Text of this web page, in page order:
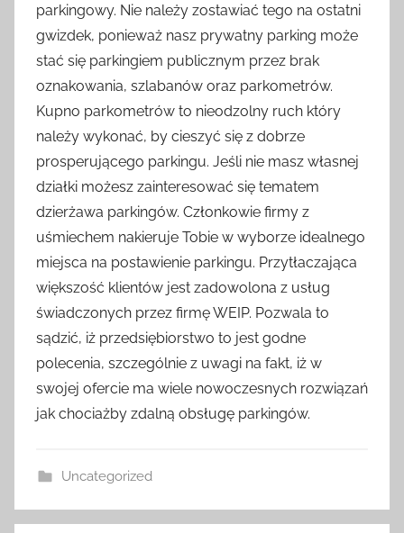
parkingowy. Nie należy zostawiać tego na ostatni
gwizdek, ponieważ nasz prywatny parking może
stać się parkingiem publicznym przez brak
oznakowania, szlabanów oraz parkometrów.
Kupno parkometrów to nieodzolny ruch który
należy wykonać, by cieszyć się z dobrze
prosperującego parkingu. Jeśli nie masz własnej
działki możesz zainteresować się tematem
dzierżawa parkingów. Członkowie firmy z
uśmiechem nakieruje Tobie w wyborze idealnego
miejsca na postawienie parkingu. Przytłaczająca
większość klientów jest zadowolona z usług
świadczonych przez firmę WEIP. Pozwala to
sądzić, iż przedsiębiorstwo to jest godne
polecenia, szczególnie z uwagi na fakt, iż w
swojej ofercie ma wiele nowoczesnych rozwiązań
jak chociażby zdalną obsługę parkingów.
Uncategorized